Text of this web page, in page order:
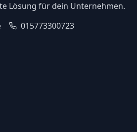
Lösung für dein Unternehmen.
015773300723